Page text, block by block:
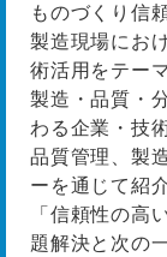
ものづくり信
製造現場にお
術活用をテー
製造・品質・
わる企業・技
品質管理、製
ーを通じて紹
「信頼性の高
題解決と次の